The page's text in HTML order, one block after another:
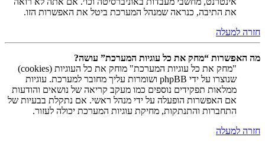
את התיבה, כנראה שמנהל המערכת ביטל את האפשרות הזו.
חזרה למעלה
מה האפשרות “מחק את כל עוגיות המערכת” עושה?
"מחק את כל עוגיות המערכת" מוחק את כל העוגיות (cookies)
שנוצרו על ידי phpBB ושומרות עליך מחובר למערכת. עוגיות
ממלאות תפקידים נוספים כמו מעקב קריאה של נושאים והודעות
אם האפשרות הופעלה על ידי מנהל ראשי. אם נתקלת בבעיות של
התחברות והתנתקות, מחיקת עוגיות המערכת יכולה לעזור.
חזרה למעלה